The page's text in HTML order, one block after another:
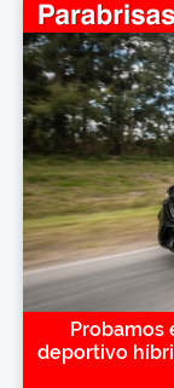
Probamos
deportivo